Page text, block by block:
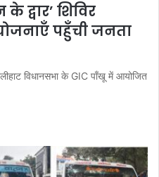
द्वार’ शिविर
पहुँची जनता
विधानसभा के GIC पाँखू में आयोजित